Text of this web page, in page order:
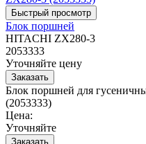
Блок поршней
HITACHI ZX280-3
2053333
Уточняйте цену
Блок поршней для
(2053333)
Цена:
Уточняйте